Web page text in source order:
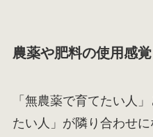
農薬や肥料の使用感覚
「無農薬で育てたい人
たい人」が隣り合わせ